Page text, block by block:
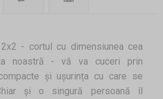
- cortul cu dimensiunea cea
noastră - vă va cuceri prin
și ușurința cu care se
și o singură persoană îl